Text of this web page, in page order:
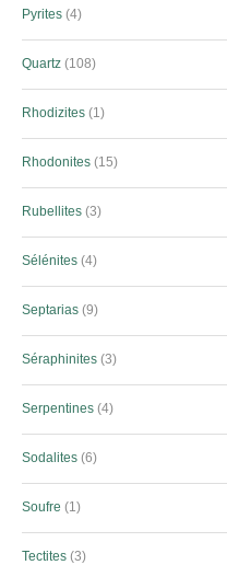
Pyrites 4
Quartz 108
Rhodizites 1
Rhodonites 15
Rubellites 3
Sélénites 4
Septarias 9
Séraphinites 3
Serpentines 4
Sodalites 6
Soufre 1
Tectites 3